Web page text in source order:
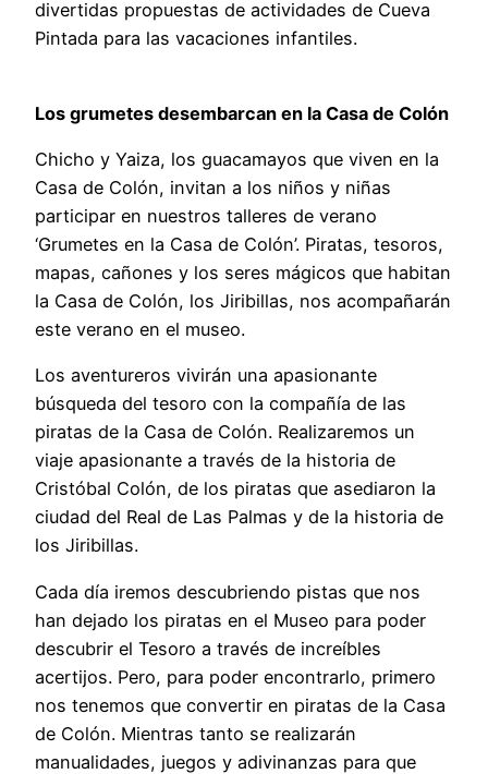
divertidas propuestas de actividades de Cueva
Pintada para las vacaciones infantiles.
Los grumetes desembarcan en la Casa de Colón
Chicho y Yaiza, los guacamayos que viven en la
Casa de Colón, invitan a los niños y niñas
participar en nuestros talleres de verano
‘Grumetes en la Casa de Colón’. Piratas, tesoros,
mapas, cañones y los seres mágicos que habitan
la Casa de Colón, los Jiribillas, nos acompañarán
este verano en el museo.
Los aventureros vivirán una apasionante
búsqueda del tesoro con la compañía de las
piratas de la Casa de Colón. Realizaremos un
viaje apasionante a través de la historia de
Cristóbal Colón, de los piratas que asediaron la
ciudad del Real de Las Palmas y de la historia de
los Jiribillas.
Cada día iremos descubriendo pistas que nos
han dejado los piratas en el Museo para poder
descubrir el Tesoro a través de increíbles
acertijos. Pero, para poder encontrarlo, primero
nos tenemos que convertir en piratas de la Casa
de Colón. Mientras tanto se realizarán
manualidades, juegos y adivinanzas para que